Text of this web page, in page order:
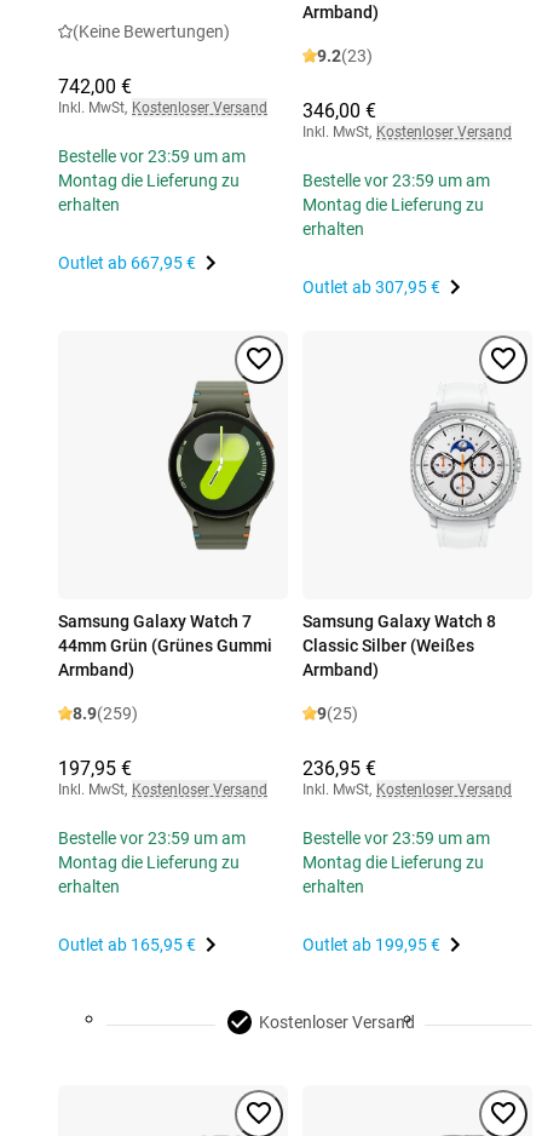
(Keine Bewertungen)
742,00 €
Inkl. MwSt, Kostenloser Versand
Bestelle vor 23:59 um am
Montag die Lieferung zu
erhalten
Outlet ab 667,95 €
Armband)
9.2(23)
346,00 €
Inkl. MwSt, Kostenloser Versand
Bestelle vor 23:59 um am
Montag die Lieferung zu
erhalten
Outlet ab307,95 €
Samsung Galaxy Watch 7
44mm Grün (Grünes Gummi
Armband)
8.9(259)
197,95 €
Inkl. MwSt, Kostenloser Versand
Bestelle vor 23:59 um am
Montag die Lieferung zu
erhalten
Outlet ab 165,95 €
Samsung Galaxy Watch 8
Classic Silber (Weißes
Armband)
9(25)
236,95 €
Inkl. MwSt, Kostenloser Versand
Bestelle vor 23:59 um am
Montag die Lieferung zu
erhalten
Outlet ab 199,95 €
Kostenloser Versand